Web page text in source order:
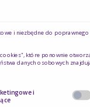
i niezbędne do poprawnego
które ponownie
danych osobowych
i